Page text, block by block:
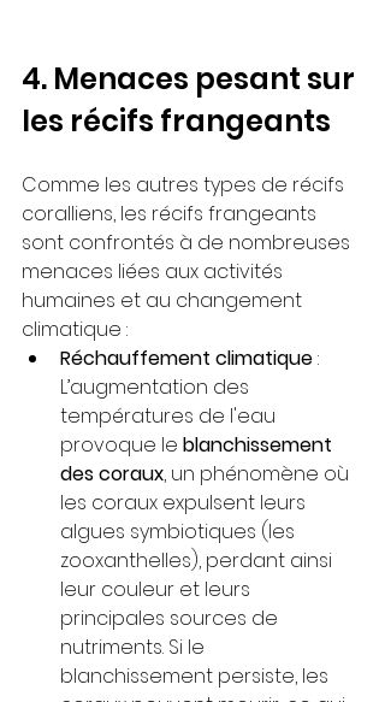
4. Menaces pesant sur
les récifs frangeants
Comme les autres types de récifs
coralliens, les récifs frangeants
sont confrontés à de nombreuses
menaces liées aux activités
humaines et au changement
climatique :
Réchauffement climatique :
L’augmentation des
températures de l'eau
provoque le blanchissement
des coraux, un phénomène où
les coraux expulsent leurs
algues symbiotiques (les
zooxanthelles), perdant ainsi
leur couleur et leurs
principales sources de
nutriments. Si le
blanchissement persiste, les